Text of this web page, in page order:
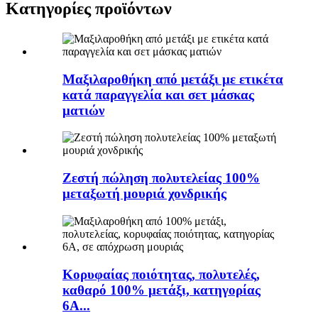
Κατηγορίες προϊόντων
Μαξιλαροθήκη από μετάξι με ετικέτα
κατά παραγγελία και σετ μάσκας
ματιών
Ζεστή πώληση πολυτελείας 100%
μεταξωτή μουριά χονδρικής
Κορυφαίας ποιότητας, πολυτελές,
καθαρό 100% μετάξι, κατηγορίας
6Α...